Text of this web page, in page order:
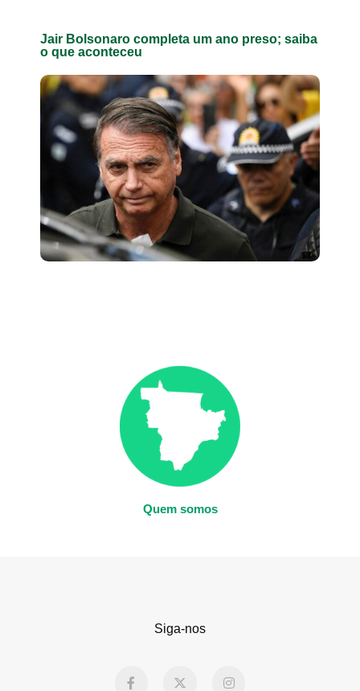
Jair Bolsonaro completa um ano preso; saiba
o que aconteceu
Quem somos
Siga-nos
a
-
n